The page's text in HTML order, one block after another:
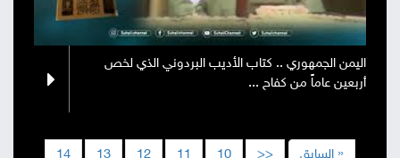
‏اليمن الجمهوري .. كتاب الأديب البردوني الذي لخص
أربعين عاماً من كفاح ...